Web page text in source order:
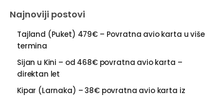
Najnoviji postovi
Tajland (Puket) 479€ – Povratna avio karta u više
termina
Sijan u Kini – od 468€ povratna avio karta –
direktan let
Kipar (Larnaka) – 38€ povratna avio karta iz